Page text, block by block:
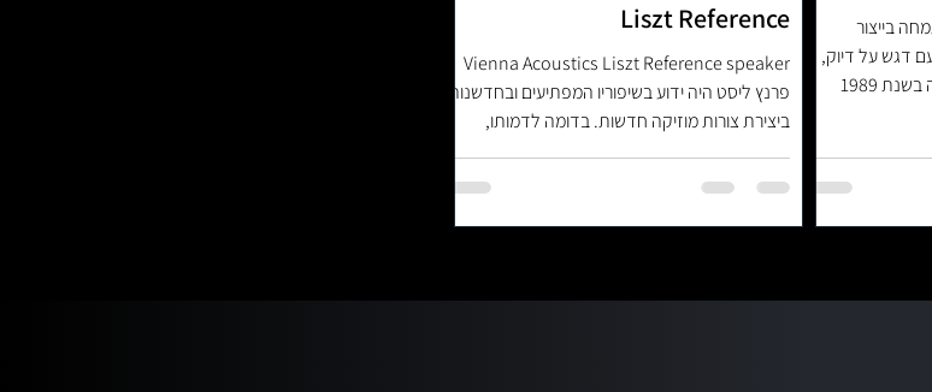
בייצור
דגש על דיוק,
יציבות וצליל טבעי. החברה נוסדה בשנת 1989
Liszt Reference
Vienna Acoustics Liszt Reference speaker
פרנץ ליסט היה ידוע בשיפוריו המפתיעים ובחדשנותו
ביצירת צורות מוזיקה חדשות. בדומה לדמותו,